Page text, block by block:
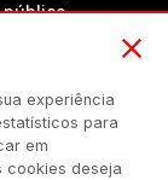
de uma
experiência
para
em
cookies deseja